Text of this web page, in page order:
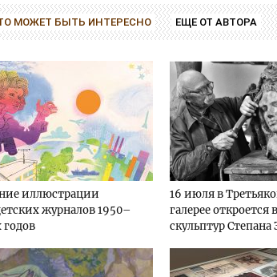
МОЖЕТ БЫТЬ ИНТЕРЕСНО ЕЩЕ ОТ АВТОРА
иллюстрации
журналов 1950–
годов
16 июля в
галерее откроется
скульптур Степана